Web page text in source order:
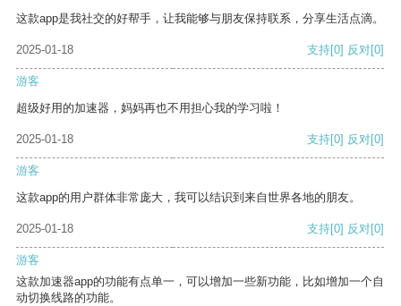
这款app是我社交的好帮手，让我能够与朋友保持联系，分享生活点滴。
2025-01-18 支持[0] 反对[0]
游客
超级好用的加速器，妈妈再也不用担心我的学习啦！
2025-01-18 支持[0] 反对[0]
游客
这款app的用户群体非常庞大，我可以结识到来自世界各地的朋友。
2025-01-18 支持[0] 反对[0]
游客
这款加速器app的功能有点单一，可以增加一些新功能，比如增加一个自
动切换线路的功能。